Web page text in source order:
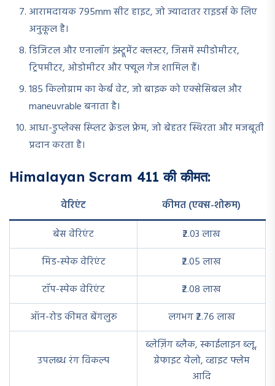
आरामदायक 795mm सीट हाइट, जो ज्यादातर राइडर्स के लिए
अनुकूल है।
डिजिटल और एनालॉग इंस्ट्रूमेंट क्लस्टर, जिसमें स्पीडोमीटर,
ट्रिपमीटर, ओडोमीटर और फ्यूल गेज शामिल हैं।
185 किलोग्राम का केर्ब वेट, जो बाइक को एक्सेसिबल और
maneuvrable बनाता है।
आधा-डुप्लेक्स स्प्लिट क्रेडल फ्रेम, जो बेहतर स्थिरता और मजबूती
प्रदान करता है।
Himalayan Scram 411 की कीमत:
वेरिएंट
कीमत (एक्स-शोरूम)
बेस वेरिएंट
₹2.03 लाख
मिड-स्पेक वेरिएंट
₹2.05 लाख
टॉप-स्पेक वेरिएंट
₹2.08 लाख
ऑन-रोड कीमत बेंगलुरु
लगभग ₹2.76 लाख
उपलब्ध रंग विकल्प
ब्लेज़िंग ब्लैक, स्काईलाइन ब्लू,
ग्रेफाइट येलो, व्हाइट फ्लेम
आदि